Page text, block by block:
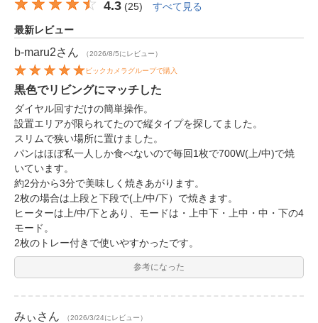
4.3 (25) すべて見る
最新レビュー
b-maru2さん （2026/8/5にレビュー）
ビックカメラグループで購入
黒色でリビングにマッチした
ダイヤル回すだけの簡単操作。
設置エリアが限られてたので縦タイプを探してました。
スリムで狭い場所に置けました。
パンはほぼ私一人しか食べないので毎回1枚で700W(上/中)で焼
いています。
約2分から3分で美味しく焼きあがります。
2枚の場合は上段と下段で(上/中/下）で焼きます。
ヒーターは上/中/下とあり、モードは・上中下・上中・中・下の4
モード。
2枚のトレー付きで使いやすかったです。
参考になった
みぃ さん （2026/3/24にレビュー）